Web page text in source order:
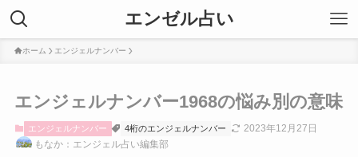
エンゼル占い
ホーム エンジェルナンバー
エンジェルナンバー1968の悩み別の意味
エンジェルナンバー 4桁のエンジェルナンバー
2023年12月27日
もなか：エンジェル占い編集部